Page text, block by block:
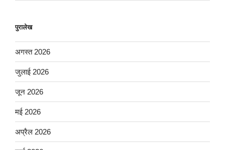
पुरालेख
अगस्त 2026
जुलाई 2026
जून 2026
मई 2026
अप्रैल 2026